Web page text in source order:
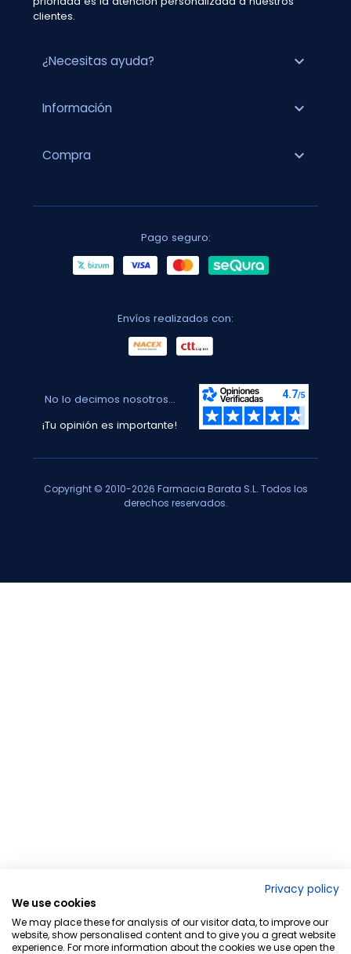
clientes.
¿Necesitas ayuda? expand_more
Información expand_more
Compra expand_more
Pago seguro:
Envíos realizados con:
No lo decimos nosotros...
¡Tu opinión es importante!
Copyright © 2010-2026 Farmacia Barata S.L. Todos los
derechos reservados.
Privacy policy
We use cookies
We may place these for analysis of our visitor data, to improve our
website, show personalised content and to give you a great website
experience. For more information about the cookies we use open the